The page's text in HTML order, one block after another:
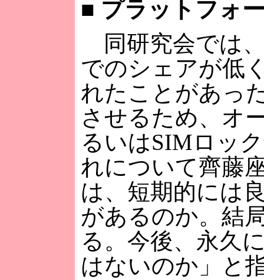
■ プラットフォ
同研究会では
でのシェアが低
れたことがあっ
させるため、オ
るいはSIMロッ
れについて齊藤
は、短期的には
があるのか。結
る。今後、永久
はないのか」と